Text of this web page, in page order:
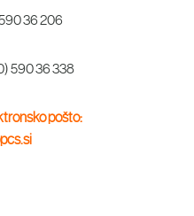
36 206
590 36 338
pošto: